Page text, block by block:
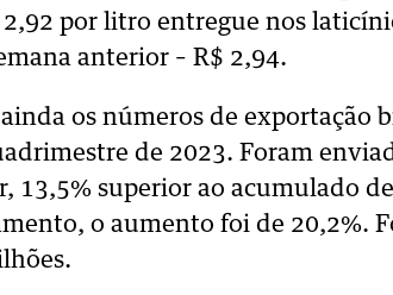
por litro entregue nos
anterior – R$ 2,94.
os números de exportação
de 2023. Foram
13,5% superior ao acumulado
o aumento foi de 20,2%.